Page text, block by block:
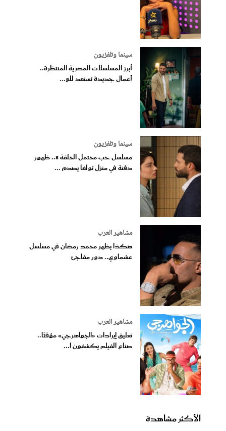
سينما وتلفزيون
أبرز المسلسلات المصرية المنتظرة..
أعمال جديدة تستعد للع...
سينما وتلفزيون
مسلسل حب محتمل الحلقة 8.. ظهور
دفنة في منزل تولغا يصدم ...
مشاهير العرب
هكذا يظهر محمد رمضان في مسلسل
عشماوي.. دور مفاجئ
مشاهير العرب
تعليق إيرادات «الجواهرجي» مؤقتًا..
صناع الفيلم يكشفون ا...
الأكثر مشاهدة